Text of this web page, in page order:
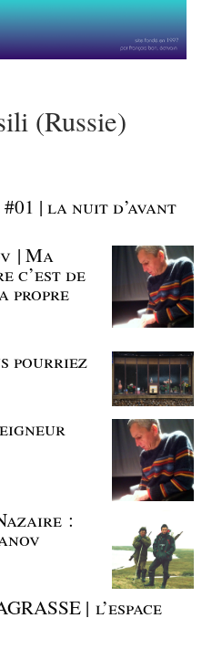
(Russie)
| la nuit d’avant
| Ma
c’est de
propre
pourriez
:
| l’espace